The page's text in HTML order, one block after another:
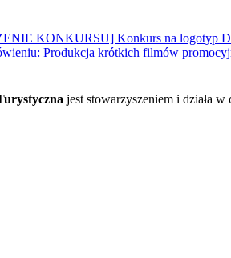
KONKURSU] Konkurs na logotyp
Produkcja krótkich filmów
jest stowarzyszeniem i działa